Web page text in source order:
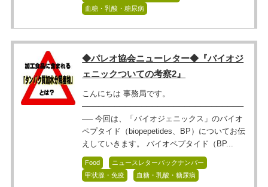
血糖・乳酸・糖尿病
◆パレオ協会ニューレター◆『バイオジ
ェニックついての考察2』
こんにちは 事務局です。
──────────────────────────────
── 今回は、「バイオジェニックス」のバイオ
ペプタイド（biopepetides、BP）についてお伝
えしていきます。 バイオペプタイド（BP...
Food
ニュースレターバックナンバー
甲状腺・免疫
血糖・乳酸・糖尿病